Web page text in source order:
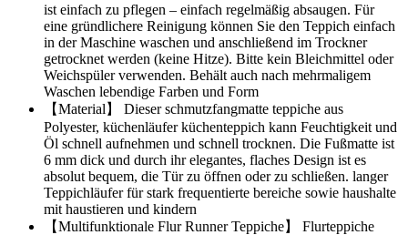
ist einfach zu pflegen – einfach regelmäßig absaugen. Für
eine gründlichere Reinigung können Sie den Teppich einfach
in der Maschine waschen und anschließend im Trockner
getrocknet werden (keine Hitze). Bitte kein Bleichmittel oder
Weichspüler verwenden. Behält auch nach mehrmaligem
Waschen lebendige Farben und Form
【Material】 Dieser schmutzfangmatte teppiche aus
Polyester, küchenläufer küchenteppich kann Feuchtigkeit und
Öl schnell aufnehmen und schnell trocknen. Die Fußmatte ist
6 mm dick und durch ihr elegantes, flaches Design ist es
absolut bequem, die Tür zu öffnen oder zu schließen. langer
Teppichläufer für stark frequentierte bereiche sowie haushalte
mit haustieren und kindern
【Multifunktionale Flur Runner Teppiche】 Flurteppiche